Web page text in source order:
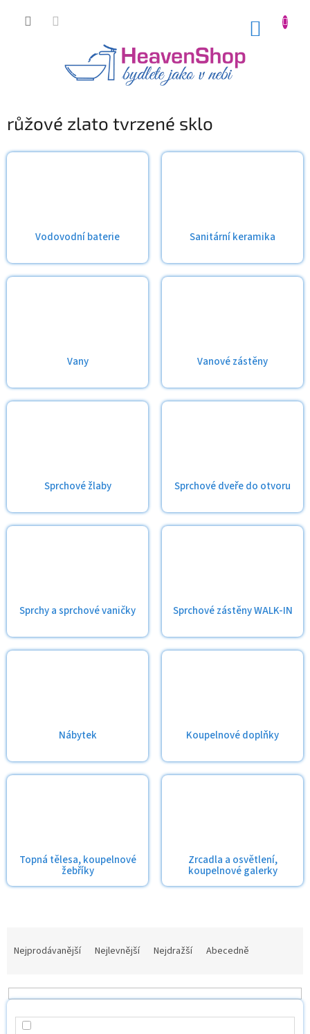
růžové zlato tvrzené sklo
Vodovodní baterie Sanitární keramika
Vany Vanové zástěny
Sprchové žlaby Sprchové dveře do otvoru
Sprchy a sprchové vaničky Sprchové zástěny WALK-IN
Nábytek Koupelnové doplňky
Topná tělesa, koupelnové
žebříky
Zrcadla a osvětlení,
koupelnové galerky
n
Nejprodávanější Nejlevnější Nejdražší Abecedně